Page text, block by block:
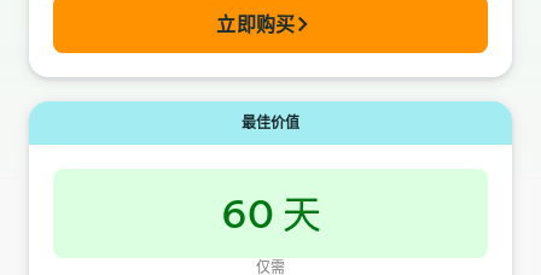
立即购买
最佳价值
60 天
仅需